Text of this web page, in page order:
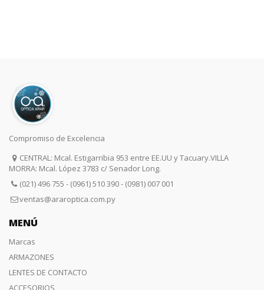
Compromiso de Excelencia
CENTRAL: Mcal. Estigarribia 953 entre EE.UU y Tacuary.VILLA
MORRA: Mcal. López 3783 c/ Senador Long.
(021) 496 755 - (0961) 510 390 - (0981) 007 001
ventas@araroptica.com.py
MENÚ
Marcas
ARMAZONES
LENTES DE CONTACTO
ACCESORIOS